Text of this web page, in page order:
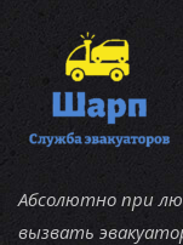
Абсолютно при
вызвать